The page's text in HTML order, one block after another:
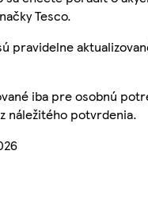
Tesco.
pravidelne
iba pre osobnú
náležitého potvrdenia.